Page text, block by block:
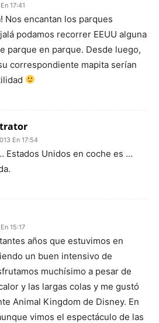
17:41
Nos encantan los parques
podamos recorrer EEUU alguna
parque en parque. Desde luego,
correspondiente mapita serían
En 17:54
Estados Unidos en coche es …
15:17
años que estuvimos en
un buen intensivo de
muchísimo a pesar de
y las largas colas y me gustó
Animal Kingdom de Disney. En
vimos el espectáculo de las